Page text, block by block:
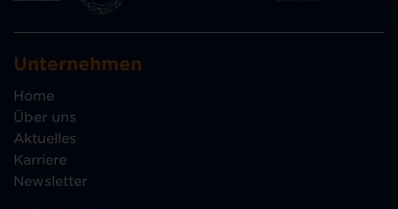
Unternehmen
Home
Über uns
Aktuelles
Karriere
Newsletter